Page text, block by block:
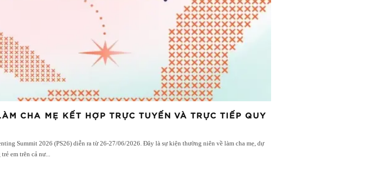
CHA MẸ KẾT HỢP TRỰC TUYẾN VÀ TRỰC TIẾP QUY
Summit 2026 (PS26) diễn ra từ 26-27/06/2026. Đây là sự kiện thường niên về làm cha mẹ, dự
em trên cả nư...